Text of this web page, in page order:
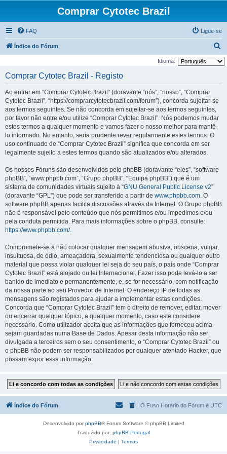
Comprar Cytotec Brazil
FAQ Ligue-se
Índice do Fórum
e
Idioma:
Comprar Cytotec Brazil - Registo
Ao entrar em “Comprar Cytotec Brazil” (doravante “nós”, “nosso”, “Comprar
Cytotec Brazil”, “https://comprarcytotecbrazil.com/forum”), concorda sujeitar-se
aos termos seguintes. Se não concorda em sujeitar-se aos termos seguintes,
por favor não entre e/ou utilize “Comprar Cytotec Brazil”. Nós podemos mudar
estes termos a qualquer momento e vamos fazer o nosso melhor para mantê-
lo informado. No entanto, seria prudente rever regularmente estes termos. O
uso continuado de “Comprar Cytotec Brazil” significa que concorda em ser
legalmente sujeito a estes termos quando são atualizados e/ou alterados.
Os nossos Fóruns são desenvolvidos pelo phpBB (doravante “eles”, “software
phpBB”, “www.phpbb.com”, “Grupo phpBB”, “Equipa phpBB”) que é um
sistema de comunidades virtuais sujeito à “GNU General Public License v2”
(doravante “GPL”) que pode ser transferido a partir de www.phpbb.com. O
software phpBB apenas facilita discussões através da Internet. O Grupo phpBB
não é responsável pelo conteúdo que nós permitimos e/ou impedimos e/ou
pela conduta permitida. Para mais informações sobre o phpBB, consulte:
https://www.phpbb.com/.
Compromete-se a não colocar qualquer mensagem abusiva, obscena, vulgar,
insultuosa, de ódio, ameaçadora, sexualmente tendenciosa ou qualquer outro
material que possa violar qualquer lei seja do seu país, o país onde “Comprar
Cytotec Brazil” está alojado ou lei Internacional. Fazer isso pode levá-lo a ser
banido de imediato e permanentemente, e, se for necessário, com notificação
da nossa parte ao seu Provedor de Internet. O endereço IP de todas as
mensagens são registados para ajudar a implementar estas condições.
Concorda que “Comprar Cytotec Brazil” tem o direito de remover, editar, mover
ou encerrar qualquer tópico, a qualquer momento, caso este considere
necessário. Como utilizador aceita que as informações que forneceu acima
sejam guardadas numa Base de Dados. Apesar desta informação não ser
divulgada a terceiros sem o seu consentimento, o “Comprar Cytotec Brazil” ou
o phpBB não podem ser responsabilizados por qualquer atentado Hacker, que
possam expor essa informação.
Índice do Fórum O Fuso Horário do Fórum é UTC
Desenvolvido porphpBB® Forum Software © phpBB Limited
Traduzido por: phpBB Portugal
Privacidade | Termos